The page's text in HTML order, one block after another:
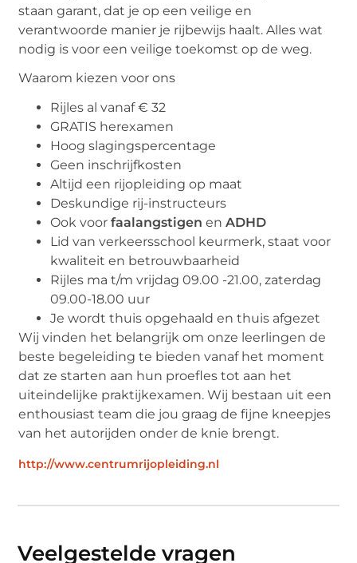
staan garant, dat je op een veilige en
verantwoorde manier je rijbewijs haalt. Alles wat
nodig is voor een veilige toekomst op de weg.
Waarom kiezen voor ons
Rijles al vanaf € 32
GRATIS herexamen
Hoog slagingspercentage
Geen inschrijfkosten
Altijd een rijopleiding op maat
Deskundige rij-instructeurs
Ook voorfaalangstigen enADHD
Lid van verkeersschool keurmerk, staat voor
kwaliteit en betrouwbaarheid
Rijles ma t/m vrijdag 09.00 -21.00, zaterdag
09.00-18.00 uur
Je wordt thuis opgehaald en thuis afgezet
Wij vinden het belangrijk om onze leerlingen de
beste begeleiding te bieden vanaf het moment
dat ze starten aan hun proefles tot aan het
uiteindelijke praktijkexamen. Wij bestaan uit een
enthousiast team die jou graag de fijne kneepjes
van het autorijden onder de knie brengt.
http://www.centrumrijopleiding.nl
Veelgestelde vragen